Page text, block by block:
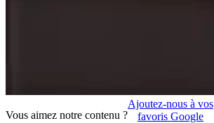
Vous aimez notre contenu ?
Ajoutez-nous à vos
favoris Google